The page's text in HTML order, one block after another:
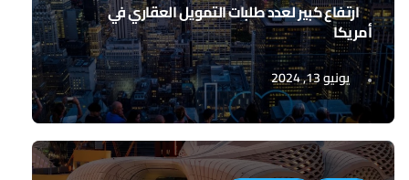
ارتفاع كبير لعدد طلبات التمويل العقاري في
أمريكا
يونيو 13, 2024